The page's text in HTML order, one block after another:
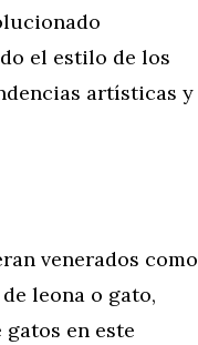
el estilo de los
artísticas y
venerados como
leona o gato,
en este